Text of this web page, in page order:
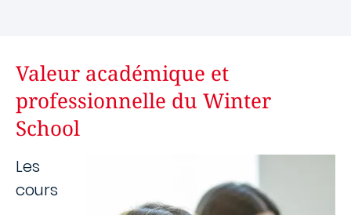
Valeur académique et
professionnelle du Winter
School
Les
cours